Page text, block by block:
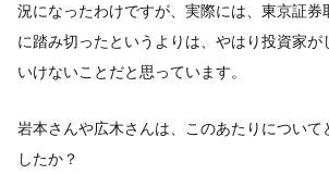
況になったわけですが、実際には、東京証券
に踏み切ったというよりは、やはり投資家が
いけないことだと思っています。
岩本さんや広木さんは、このあたりについて
したか？